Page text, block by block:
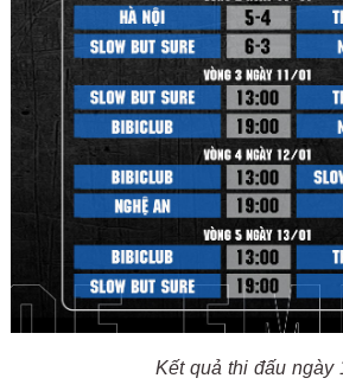
Kết quả thi đấu ngày